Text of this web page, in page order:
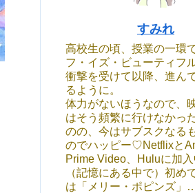
すみれ
高校生の頃、授業の一環
フ・イズ・ビューティフ
衝撃を受けて以降、進ん
るように。
体力がないほうなので、
はそう頻繁に行けなかっ
のの、今はサブスクなる
のでハッピー♡Netflixと
Prime Video、Huluに加入
（記憶にある中で）初め
は「メリー・ポピンズ